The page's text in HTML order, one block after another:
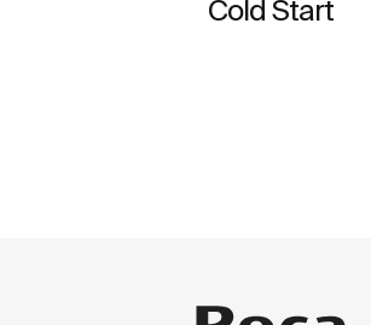
Cold Start